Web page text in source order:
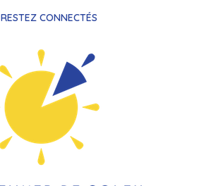
RESTEZ CONNECTÉS